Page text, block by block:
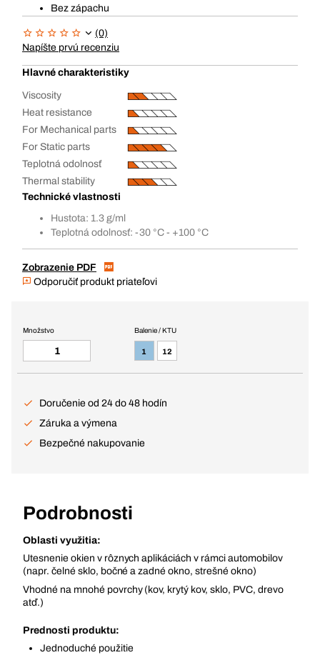
Bez zápachu
(0)
Napíšte prvú recenziu
Hlavné charakteristiky
Viscosity
Heat resistance
For Mechanical parts
For Static parts
Teplotná odolnosť
Thermal stability
Technické vlastnosti
Hustota: 1.3 g/ml
Teplotná odolnosť: -30 °C - +100 °C
Zobrazenie PDF
Odporučiť produkt priateľovi
Balenie / KTU
1 12
Množstvo
Doručenie od 24 do 48 hodín
Záruka a výmena
Bezpečné nakupovanie
Podrobnosti
Oblasti využitia:
Utesnenie okien v rôznych aplikáciách v rámci automobilov
(napr. čelné sklo, bočné a zadné okno, strešné okno)
Vhodné na mnohé povrchy (kov, krytý kov, sklo, PVC, drevo
atď.)
Prednosti produktu:
Jednoduché použitie